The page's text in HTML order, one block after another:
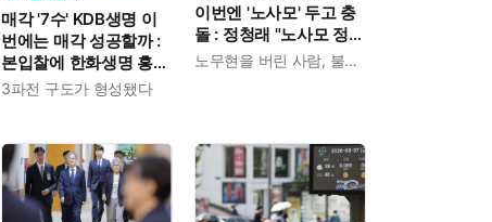
매각 '7수' KDB생명 이
번에는 매각 성공할까 :
본입찰에 한화생명 흥국
생명 한국금융지주 최종
3파전 구도가 형성됐다
이번엔 '노사모' 두고 충
돌 : 정청래 "노사모 정신
으로 승리" vs 김민석 측노무현을 버린 사람, 불편하겠지